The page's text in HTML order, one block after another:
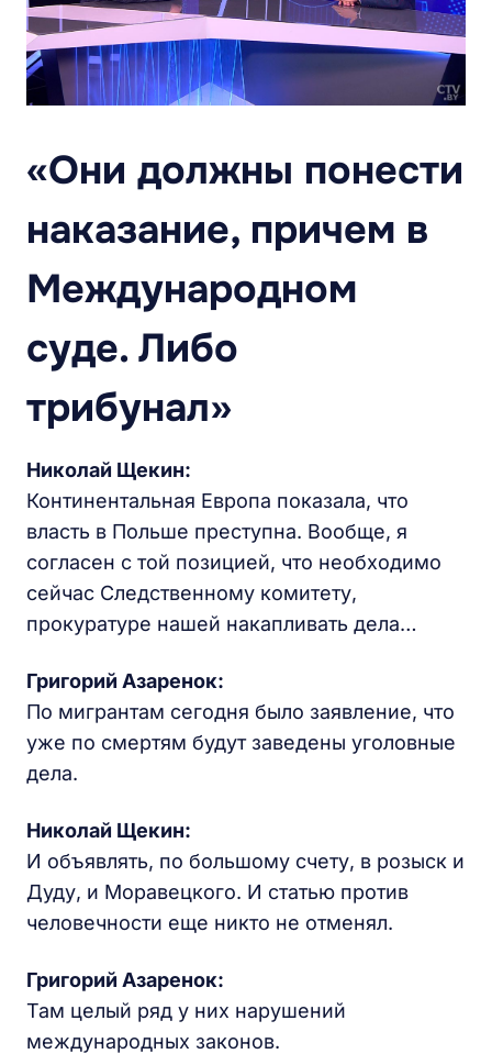
«Они должны понести
наказание, причем в
Международном
суде. Либо
трибунал»
Николай Щекин:
Континентальная Европа показала, что
власть в Польше преступна. Вообще, я
согласен с той позицией, что необходимо
сейчас Следственному комитету,
прокуратуре нашей накапливать дела…
Григорий Азаренок:
По мигрантам сегодня было заявление, что
уже по смертям будут заведены уголовные
дела.
Николай Щекин:
И объявлять, по большому счету, в розыск и
Дуду, и Моравецкого. И статью против
человечности еще никто не отменял.
Григорий Азаренок:
Там целый ряд у них нарушений
международных законов.